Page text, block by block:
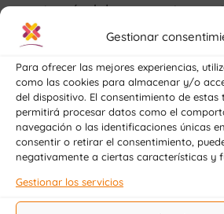
Gestionar
Para ofrecer las mejores experiencias,
como las cookies para almacenar y/o
del dispositivo. El consentimiento de estas
permitirá procesar datos como el
navegación o las identificaciones únicas
consentir o retirar el consentimiento,
negativamente a ciertas características y
Gestionar los servicios
entregándola en nuestro
Una vez seas admitido,
matrícula con nosotros y
estudiar de forma presencial.
Semipresencial
Si te has quedado sin plazas
estudiar a tu ritmo